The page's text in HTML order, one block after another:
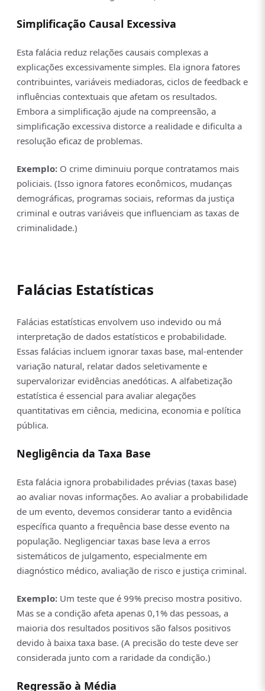
Simplificação Causal Excessiva
Esta falácia reduz relações causais complexas a
explicações excessivamente simples. Ela ignora fatores
contribuintes, variáveis mediadoras, ciclos de feedback e
influências contextuais que afetam os resultados.
Embora a simplificação ajude na compreensão, a
simplificação excessiva distorce a realidade e dificulta a
resolução eficaz de problemas.
Exemplo: O crime diminuiu porque contratamos mais
policiais. (Isso ignora fatores econômicos, mudanças
demográficas, programas sociais, reformas da justiça
criminal e outras variáveis que influenciam as taxas de
criminalidade.)
Falácias Estatísticas
Falácias estatísticas envolvem uso indevido ou má
interpretação de dados estatísticos e probabilidade.
Essas falácias incluem ignorar taxas base, mal-entender
variação natural, relatar dados seletivamente e
supervalorizar evidências anedóticas. A alfabetização
estatística é essencial para avaliar alegações
quantitativas em ciência, medicina, economia e política
pública.
Negligência da Taxa Base
Esta falácia ignora probabilidades prévias (taxas base)
ao avaliar novas informações. Ao avaliar a probabilidade
de um evento, devemos considerar tanto a evidência
específica quanto a frequência base desse evento na
população. Negligenciar taxas base leva a erros
sistemáticos de julgamento, especialmente em
diagnóstico médico, avaliação de risco e justiça criminal.
Exemplo: Um teste que é 99% preciso mostra positivo.
Mas se a condição afeta apenas 0,1% das pessoas, a
maioria dos resultados positivos são falsos positivos
devido à baixa taxa base. (A precisão do teste deve ser
considerada junto com a raridade da condição.)
Regressão à Média